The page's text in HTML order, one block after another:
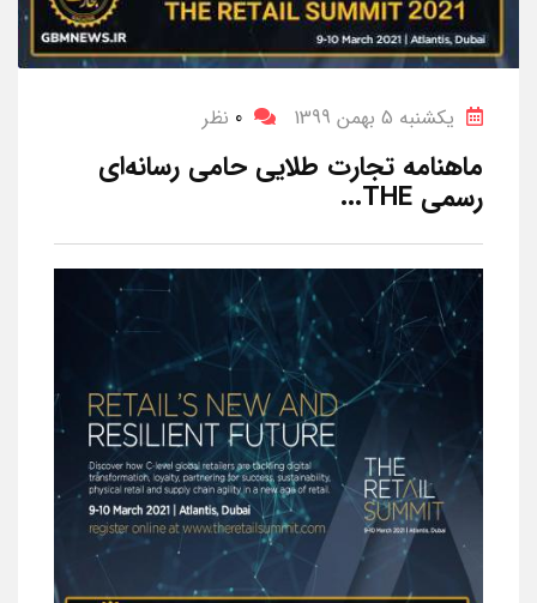
یکشنبه 5 بهمن 1399 0 نظر
ماهنامه تجارت طلایی حامی رسانه‌ای
رسمی THE...